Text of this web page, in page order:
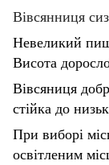
Вівсянниця
Невеликий
Висота
Вівсяниця
стійка до
При виборі
освітленим